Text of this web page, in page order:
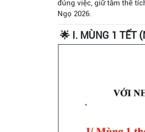
đúng việc, giữ tâm thế
Ngọ 2026.
🌟 I. MÙNG 1 TẾT